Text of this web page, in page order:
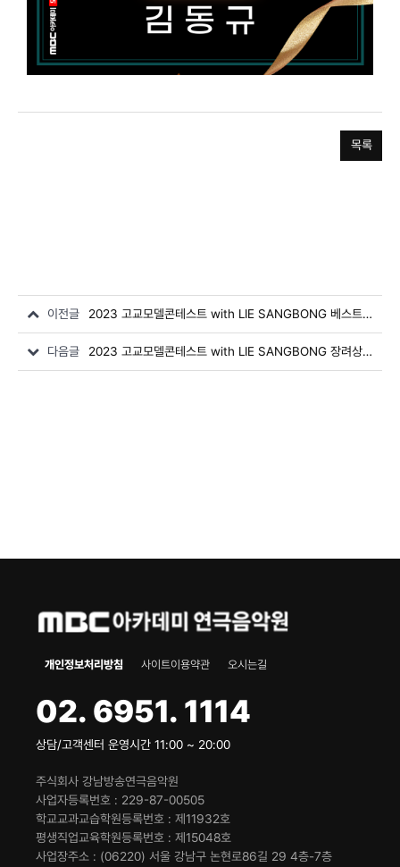
목록
이전글 2023 고교모델콘테스트 with LIE SANGBONG 베스트포즈상 / 서명천
다음글 2023 고교모델콘테스트 with LIE SANGBONG 장려상 / 황다빈
개인정보처리방침 사이트이용약관 오시는길
02. 6951. 1114
상담/고객센터 운영시간 11:00 ~ 20:00
주식회사 강남방송연극음악원
사업자등록번호
229-87-00505
학교교과교습학원등록번호
제11932호
평생직업교육학원등록번호
제15048호
사업장주소
(06220) 서울 강남구 논현로86길 29 4층-7층